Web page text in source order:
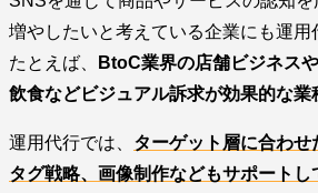
増やしたいと考えている企業にも運用
たとえば、
BtoC業界の店舗ビジネス
飲食などビジュアル訴求が効果的な業
運用代行では、 ターゲット層に合わ
タグ戦略、画像制作などもサポート